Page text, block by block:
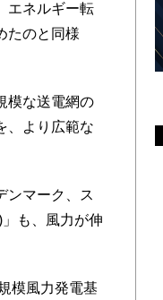
エネルギー転
たのと同様
模な送電網の
、より広範な
ンマーク、ス
も、風力が伸
模風力発電基